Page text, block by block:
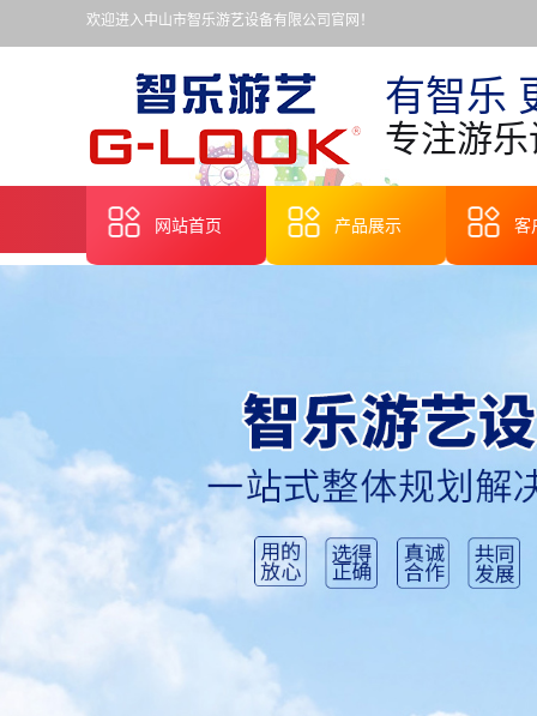
欢迎进入中山市智乐游艺设备有限公司官网！
有智乐
专注游
网站首页 产品展示
港口嘉年华彩票机
港口儿童乘骑类
港口淘气堡
客